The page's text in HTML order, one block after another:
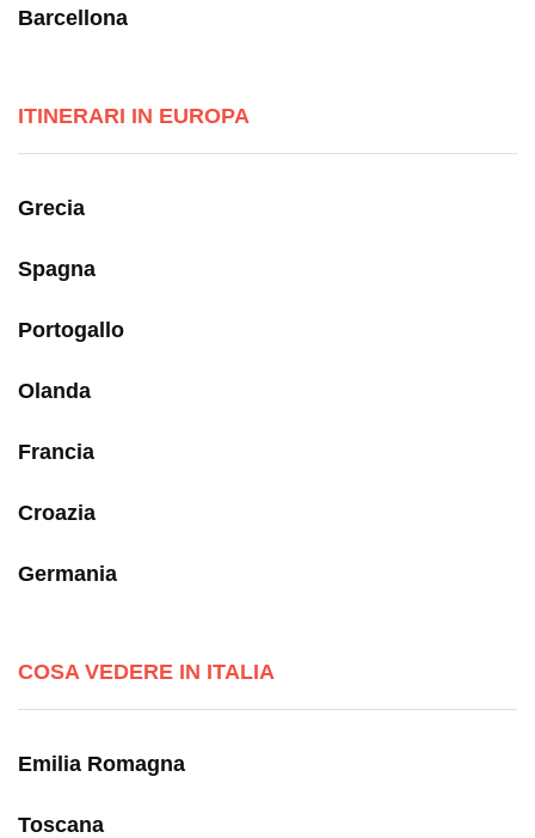
Barcellona
ITINERARI IN EUROPA
Grecia
Spagna
Portogallo
Olanda
Francia
Croazia
Germania
COSA VEDERE IN ITALIA
Emilia Romagna
Toscana